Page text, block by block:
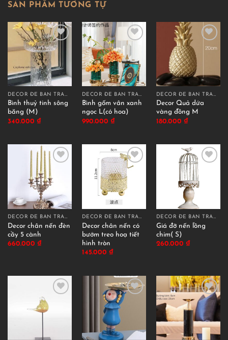
SẢN PHẨM TƯƠNG TỰ
DECOR ĐỂ BÀN TRANG TRÍ
Bình thuỷ tinh sông
băng (M)
340.000 ₫
DECOR ĐỂ BÀN TRANG TRÍ
Bình gốm vân xanh
ngọc L(có hoa)
990.000 ₫
DECOR ĐỂ BÀN TRANG TRÍ
Decor Quả dứa
vàng đồng M
180.000 ₫
DECOR ĐỂ BÀN TRANG TRÍ
Decor chân nến đèn
cầy 5 cành
660.000 ₫
DECOR ĐỂ BÀN TRANG TRÍ
Decor chân nến có
bướm treo hoạ tiết
hình tròn
145.000 ₫
DECOR ĐỂ BÀN TRANG TRÍ
Giá đỡ nến lồng
chim( S)
260.000 ₫